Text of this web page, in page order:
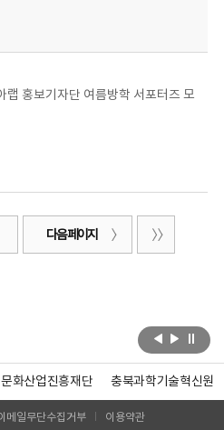
랩 홍보기자단 여름방학 서포터즈 모
다음 페이지
화산업진흥재단 충북과학기술혁신원
메일무단수집거부 이용약관